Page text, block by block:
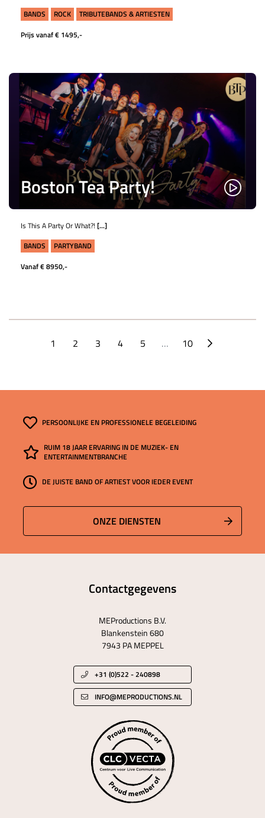
BANDS
ROCK
TRIBUTEBANDS & ARTIESTEN
Prijs vanaf € 1495,-
Boston Tea Party!
Is This A Party Or What?! [...]
BANDS
PARTYBAND
Vanaf € 8950,-
1 2 3 4 5 … 10
PERSOONLIJKE EN PROFESSIONELE BEGELEIDING
RUIM 18 JAAR ERVARING IN DE MUZIEK- EN
ENTERTAINMENTBRANCHE
DE JUISTE BAND OF ARTIEST VOOR IEDER EVENT
ONZE DIENSTEN
Contactgegevens
MEProductions B.V.
Blankenstein 680
7943 PA MEPPEL
+31 (0)522 - 240898
INFO@MEPRODUCTIONS.NL